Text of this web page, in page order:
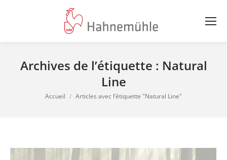
Archives de l’étiquette : Natural
Line
Vous êtes ici :
Accueil Articles avec l’étiquette "Natural Line"